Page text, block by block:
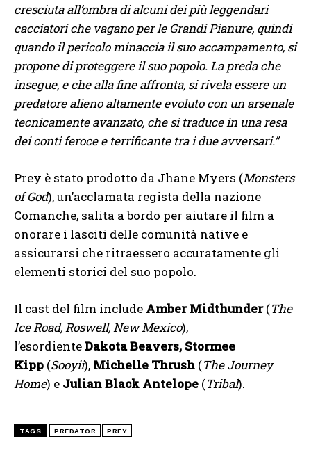
cresciuta all’ombra di alcuni dei più leggendari
cacciatori che vagano per le Grandi Pianure, quindi
quando il pericolo minaccia il suo accampamento, si
propone di proteggere il suo popolo. La preda che
insegue, e che alla fine affronta, si rivela essere un
predatore alieno altamente evoluto con un arsenale
tecnicamente avanzato, che si traduce in una resa
dei conti feroce e terrificante tra i due avversari.”
Prey è stato prodotto da Jhane Myers (Monsters
of God), un’acclamata regista della nazione
Comanche, salita a bordo per aiutare il film a
onorare i lasciti delle comunità native e
assicurarsi che ritraessero accuratamente gli
elementi storici del suo popolo.
Il cast del film include Amber Midthunder(The
Ice Road, Roswell, New Mexico),
l’esordienteDakota Beavers, Stormee
Kipp (Sooyii), Michelle Thrush (The Journey
Home) e Julian Black Antelope (Tribal).
TAGS PREDATOR PREY